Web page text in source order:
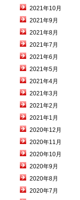
2021年10月
2021年9月
2021年8月
2021年7月
2021年6月
2021年5月
2021年4月
2021年3月
2021年2月
2021年1月
2020年12月
2020年11月
2020年10月
2020年9月
2020年8月
2020年7月